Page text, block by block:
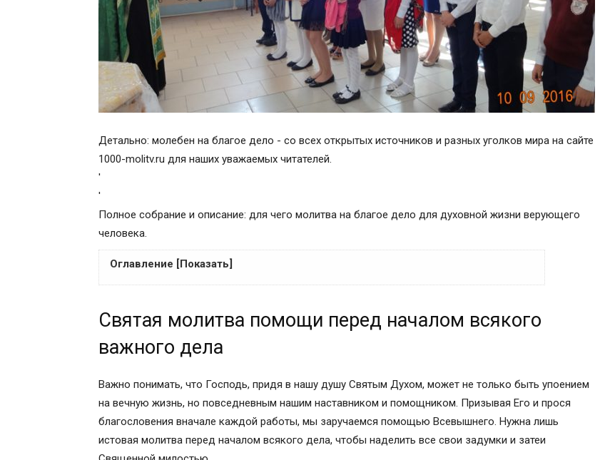
Детально: молебен на благое дело - со всех открытых источников и разных уголков мира на сайте
1000-molitv.ru для наших уважаемых читателей.
'
'
Полное собрание и описание: для чего молитва на благое дело для духовной жизни верующего
человека.
Оглавление [Показать]
Молитва перед начинанием: по вере получите плоды от работы своей
Сильная молитва Ангелу-Хранителю для успешного начинания бизнеса
В помощь перед работой
Православная молитва «На благое дело»
Текст молитвы «Во благое дело»
Молитва первая
Святая молитва помощи перед началом всякого
важного дела
Важно понимать, что Господь, придя в нашу душу Святым Духом, может не только быть упоением
на вечную жизнь, но повседневным нашим наставником и помощником. Призывая Его и прося
благословения вначале каждой работы, мы заручаемся помощью Всевышнего. Нужна лишь
истовая молитва перед началом всякого дела, чтобы наделить все свои задумки и затеи